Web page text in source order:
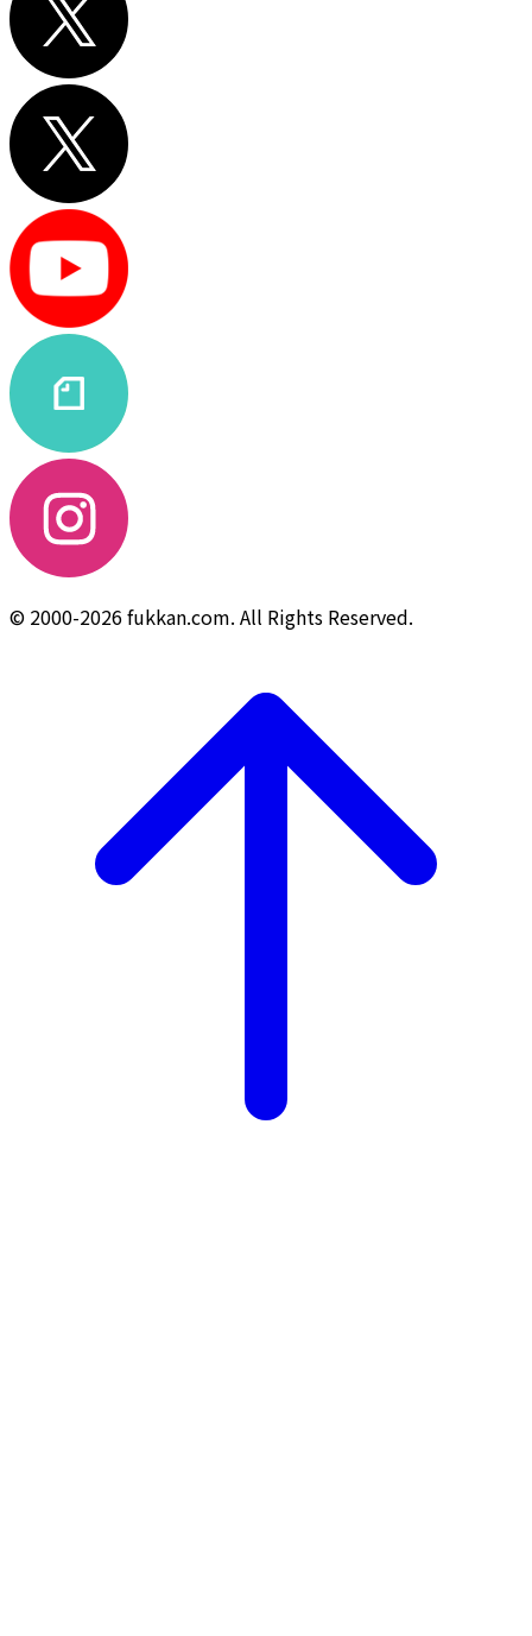
© 2000-2026 fukkan.com. All Rights Reserved.